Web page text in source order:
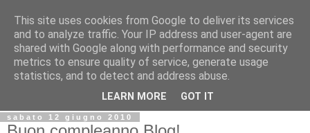
Biblio@rti in
Il Blog della Biblioteca di Area delle arti per condividere
informazioni iniziative incontri
sabato 12 giugno 2010
This site uses cookies from Google to deliver its services
and to analyze traffic. Your IP address and user-agent are
shared with Google along with performance and security
metrics to ensure quality of service, generate usage
statistics, and to detect and address abuse.
LEARN MORE GOT IT